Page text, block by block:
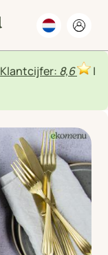
Klantcijfer: 8,6
|